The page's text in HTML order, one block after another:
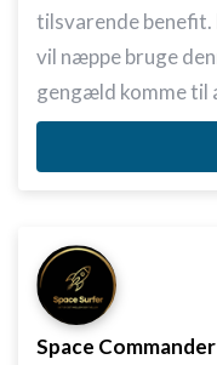
tilsvarende benefit.
vil næppe bruge
gengæld komme til
Space Commander